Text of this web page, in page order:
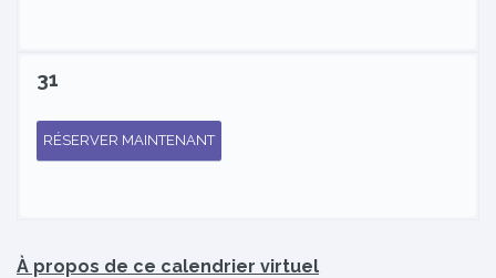
31
RÉSERVER MAINTENANT
À propos de ce calendrier virtuel